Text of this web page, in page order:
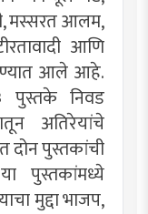
मस्सरत आलम,
आणि
आले आहे.
पुस्तके निवड
अतिरेयांचे
दोन पुस्तकांची
पुस्तकांमध्ये
मुद्दा भाजप,